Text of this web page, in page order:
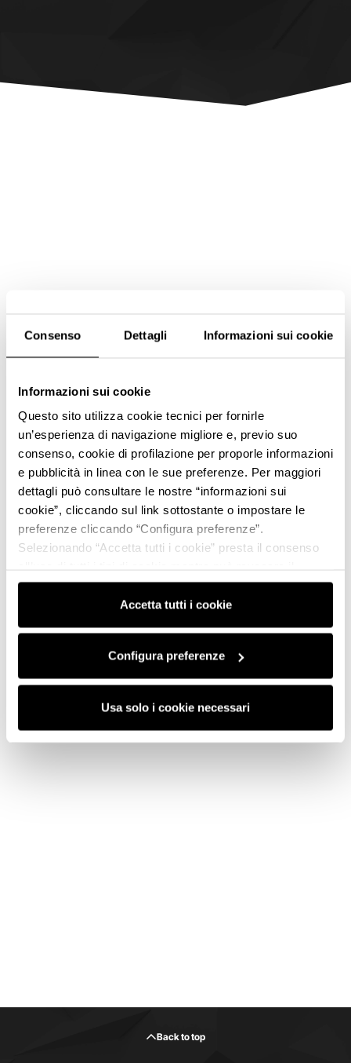
Consenso Dettagli Informazioni sui cookie
Informazioni sui cookie
Questo sito utilizza cookie tecnici per fornirle
un’esperienza di navigazione migliore e, previo suo
consenso, cookie di profilazione per proporle informazioni
e pubblicità in linea con le sue preferenze. Per maggiori
dettagli può consultare le nostre “informazioni sui
cookie”, cliccando sul link sottostante o impostare le
preferenze cliccando “Configura preferenze”.
Selezionando “Accetta tutti i cookie” presta il consenso
consenso cliccando su “Usa solo i cookie necessari” e
saranno attivati i soli cookie tecnici necessari al corretto
funzionamento del sito.
Accetta tutti i cookie
Configura preferenze
Usa solo i cookie necessari
Back to top